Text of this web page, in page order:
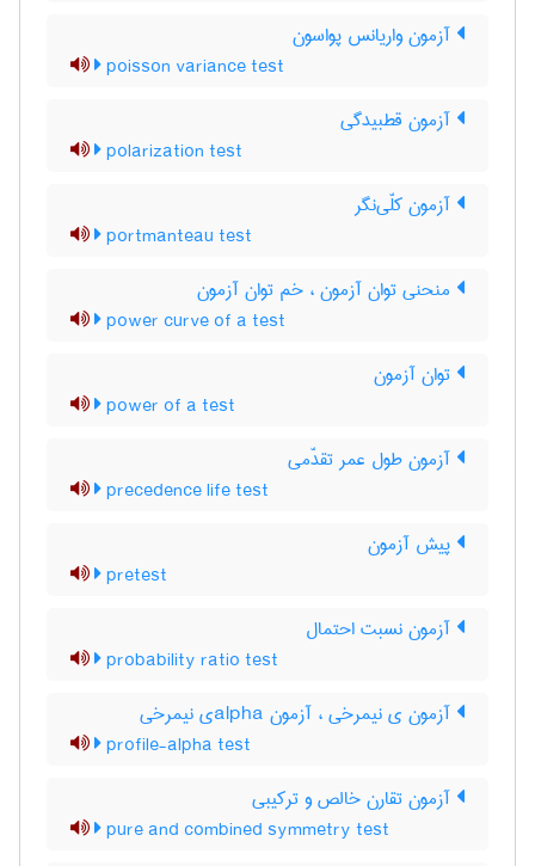
آزمون واریانس پواسون
poisson variance test
آزمون قطبیدگی
polarization test
آزمون کلّی‌نگر
portmanteau test
منحنی توان آزمون ، خم توان آزمون
power curve of a test
توان آزمون
power of a test
آزمون طول عمر تقدّمی
precedence life test
پیش آزمون
pretest
آزمون نسبت احتمال
probability ratio test
آزمون ی نیمرخی ، آزمون ‌a‌l‌p‌h‌aی نیمرخی
profile-alpha test
آزمون تقارن خالص و ترکیبی
pure and combined symmetry test